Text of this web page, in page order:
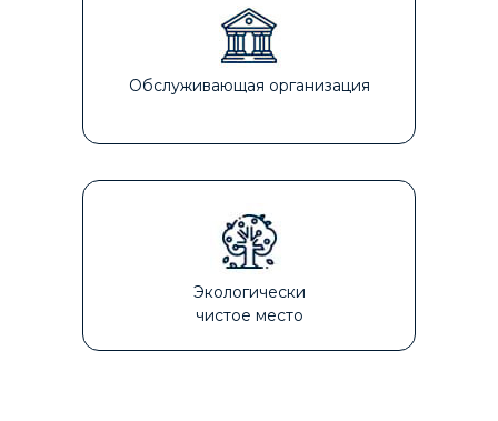
Экологически
чистое место
Обслуживающая организация